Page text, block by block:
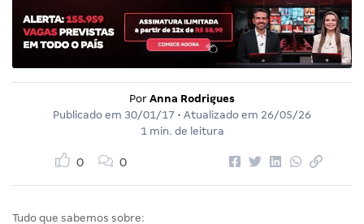
Por Anna Rodrigues
Publicado em 30/01/17 • Atualizado em 26/05/26
1 min. de leitura
0 0
Tudo que sabemos sobre: